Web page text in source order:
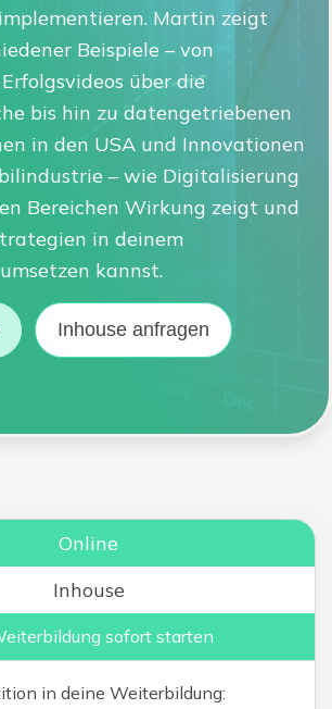
Martin zeigt
Beispiele – von
über die
bis hin zu datengetriebenen
in den USA und Innovationen
– wie Digitalisierung
Bereichen Wirkung zeigt und
in deinem
kannst.
Inhouse anfragen
Online
Inhouse
sofort starten
in deine Weiterbildung: